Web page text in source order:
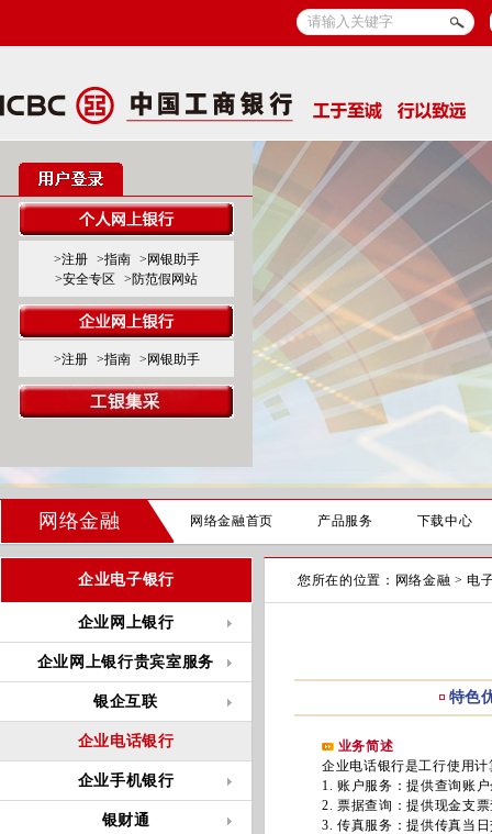
>注册 >指南
>网银助手
>安全专区
>防范假网站
>注册 >指南 >网银助手
网络金融 网络金融首页 产品服务 下载中心
企业电子银行
企业网上银行
企业网上银行贵宾室服务
银企互联
企业电话银行
企业手机银行
银财通
您所在的位置： 网络金融 >电
特色
业务简述
企业电话银行是工行使用计
1. 账户服务：提供查询账户
2. 票据查询：提供现金支票
3. 传真服务：提供传真当日